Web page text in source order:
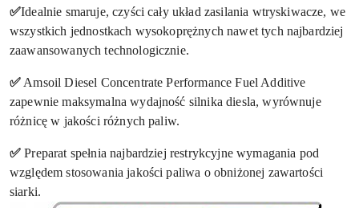
✅Idealnie smaruje, czyści cały układ zasilania wtryskiwacze, we
wszystkich jednostkach wysokoprężnych nawet tych najbardziej
zaawansowanych technologicznie.
✅ Amsoil Diesel Concentrate Performance Fuel Additive
zapewnie maksymalna wydajność silnika diesla, wyrównuje
różnicę w jakości różnych paliw.
✅ Preparat spełnia najbardziej restrykcyjne wymagania pod
względem stosowania jakości paliwa o obniżonej zawartości
siarki.